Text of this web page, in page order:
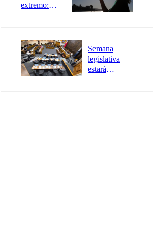
extremo:
activa Alerta
Preventiva en
tres comunas
Semana
legislativa
estará
el fin de la